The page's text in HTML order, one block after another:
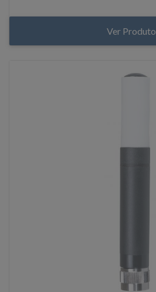
Ver Produto